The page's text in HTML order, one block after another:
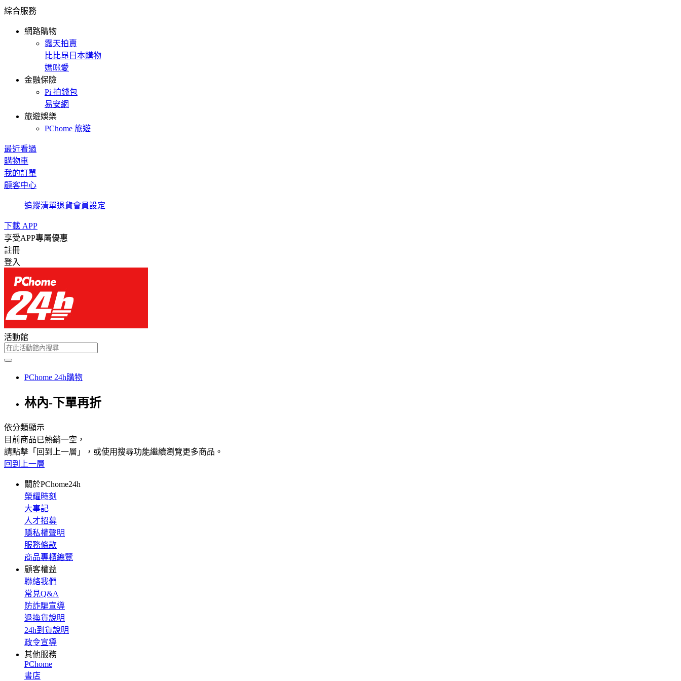
綜合服務
網路購物
露天拍賣
比比昂日本購物
媽咪愛
金融保險
Pi 拍錢包
易安網
旅遊娛樂
PChome 旅遊
最近看過
購物車
我的訂單
顧客中心
追蹤清單退貨會員設定
下載 APP
享受APP專屬優惠
註冊
登入
活動館
PChome 24h購物
林內-下單再折
依分類顯示
目前商品已熱銷一空，
請點擊「回到上一層」，或使用搜尋功能繼續瀏覽更多商品。
回到上一層
關於PChome24h
榮耀時刻
大事記
人才招募
隱私權聲明
服務條款
商品專櫃總覽
顧客權益
聯絡我們
常見Q&A
防詐騙宣導
退換貨說明
24h到貨說明
政令宣導
其他服務
PChome
書店